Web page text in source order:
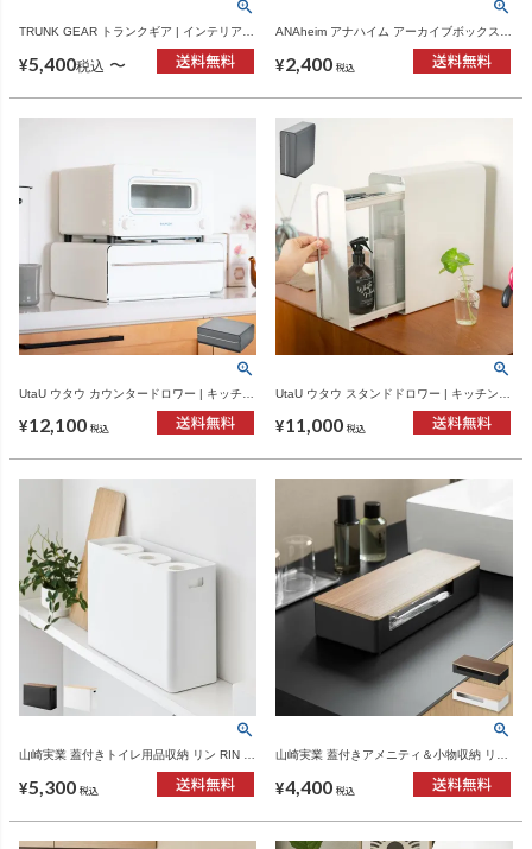
TRUNK GEAR トランクギア | インテリア雑
¥5,400税込 〜
ANAheim アナハイム アーカイブボックス 1
セット(2個入り) | インテリア雑貨・収納
¥2,400 税込
UtaU ウタウ カウンタードロワー | キッチン
¥12,100 税込
UtaU ウタウ スタンドドロワー | キッチン雑
¥11,000 税込
山崎実業 蓋付きトイレ用品収納 リン RIN |
インテリア雑貨・リンシリーズ
¥5,300 税込
山崎実業 蓋付きアメニティ＆小物収納 リン
RIN | インテリア雑貨・リンシリーズ
¥4,400 税込